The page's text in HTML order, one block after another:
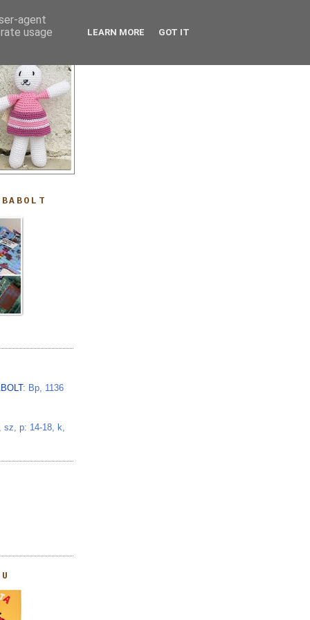
: Bp, 1136
sz, p: 14-18, k,
agent
usage
LEARN MORE GOT IT